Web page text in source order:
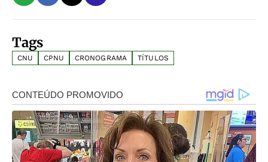
Tags
CNU CPNU CRONOGRAMA TÍTULOS